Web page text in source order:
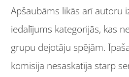
Apšaubāms likās arī autoru
iedalījums kategorijās, kas
grupu dejotāju spējām.
komisija nesaskatīja starp